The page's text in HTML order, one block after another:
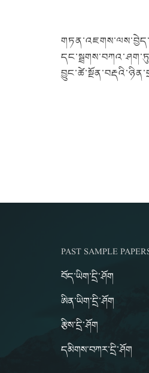
PAST SAMPLE
བོད་ཡིག་དྲི་ཤོག
ཨིན་ཡིག་དྲི་ཤོག
རྩིས་དྲི་ཤོག
དམིགས་བཀར་དྲི་ཤོག